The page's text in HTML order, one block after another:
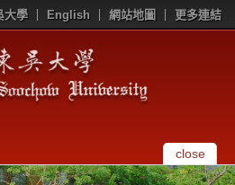
大學 English 網站地圖 更多連結
close